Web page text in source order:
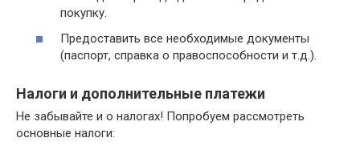
покупку.
Предоставить все необходимые документы
(паспорт, справка о правоспособности и т.д.).
Налоги и дополнительные платежи
Не забывайте и о налогах! Попробуем рассмотреть
основные налоги: